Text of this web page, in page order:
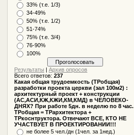
33% (т.е. 1/3)
34-49%
50% (т.е. 1/2)
51-74%
75% (т.е. 3/4)
76-90%
100%
Результаты |Архив опросов
Всего ответов:237
Какая общая трудоемкость (ТРобщая)
разработки проекта церкви (зал 100м2) :
архитектурный проект + конструкции
(АС,АСИ,КЖ,КЖИ,КМ,КМД) в ЧЕЛОВЕКО-
ДНЯХ? При работе 5дн. в неделю по 8 час.
ТРобщая = ТРархитектора +
ТРкоснтруктора. Отвечают ВСЕ, КТО НЕ
УЧАСТВУЕТ В ПРОЕКТИРОВАНИИ!!!
не более 5 чел./дн (1чел. за 1нед.)